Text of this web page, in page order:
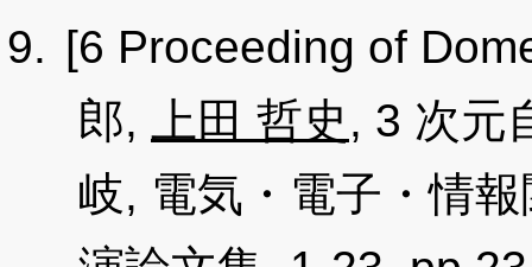
[6 Proceeding of
郎,
上田 哲史 , 3 次元
岐, 電気・電子・情